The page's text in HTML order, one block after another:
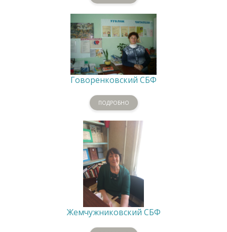
Говоренковский СБФ
ПОДРОБНО
Жемчужниковский СБФ